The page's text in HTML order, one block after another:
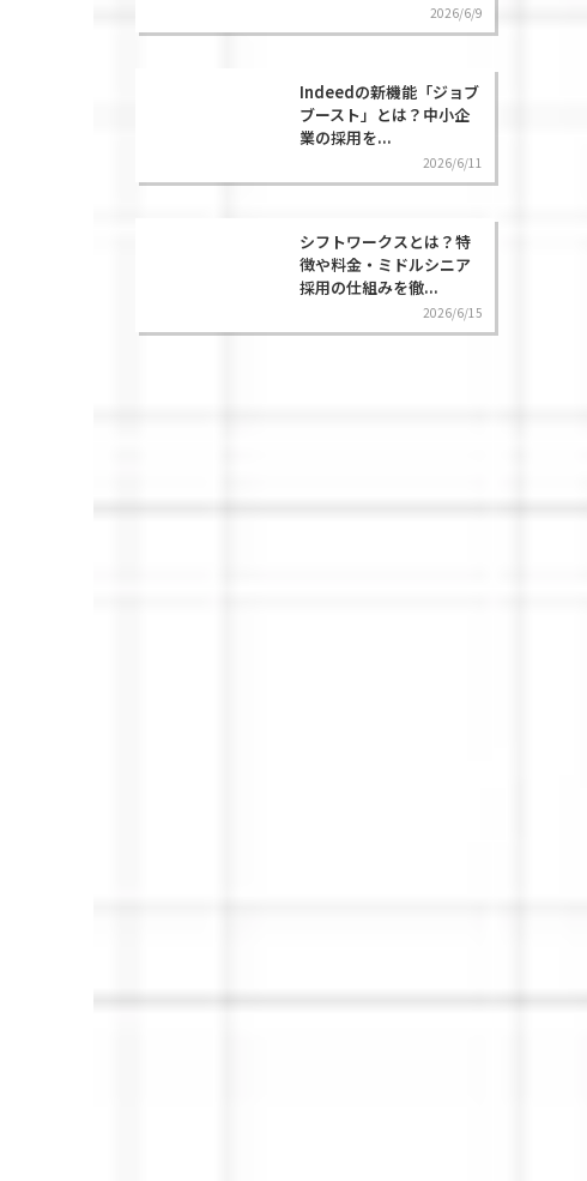
2026/6/9
Indeedの新機能「ジョブ
ブースト」とは？中小企
業の採用を...
2026/6/11
シフトワークスとは？特
徴や料金・ミドルシニア
採用の仕組みを徹...
2026/6/15